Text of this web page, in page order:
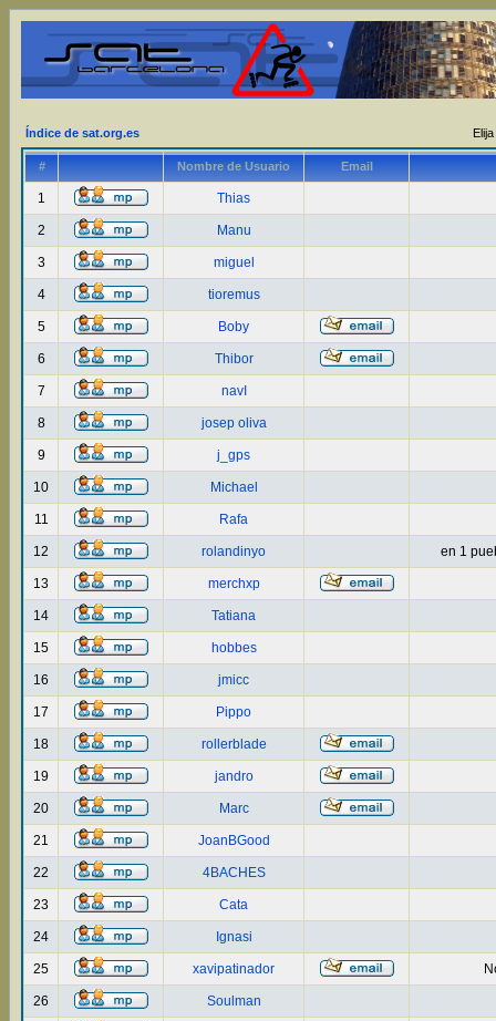
Índice de sat.org.es
# Nombre de Usuario Email
1 Thias
2 Manu
3 miguel
4 tioremus
5 Boby
6 Thibor
7 navI
8 josep oliva
9 j_gps
10 Michael
11 Rafa
12 rolandinyo en 1
13 merchxp
14 Tatiana
15 hobbes
16 jmicc
17 Pippo
18 rollerblade
19 jandro
20 Marc
21 JoanBGood
22 4BACHES
23 Cata
24 Ignasi
25 xavipatinador
26 Soulman